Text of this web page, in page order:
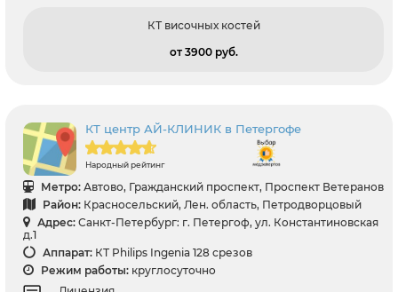
КТ височных костей
от 3900 pуб.
КТ центр АЙ-КЛИНИК в Петергофе
Народный рейтинг
Метро: Автово, Гражданский проспект, Проспект Ветеранов
Район: Красносельский, Лен. область, Петродворцовый
Адрес: Санкт-Петербург: г. Петергоф, ул. Константиновская
д.1
Аппарат: КТ Philips Ingenia 128 срезов
Режим работы: круглосуточно